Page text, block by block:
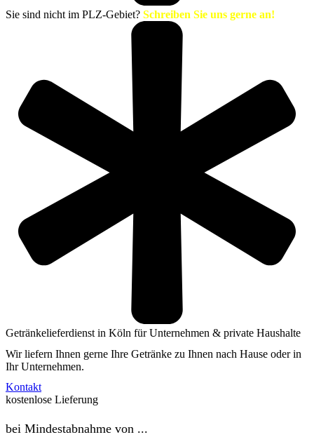
Sie sind nicht im PLZ-Gebiet? Schreiben Sie uns gerne an!
Getränkelieferdienst in Köln für Unternehmen & private Haushalte
Wir liefern Ihnen gerne Ihre Getränke zu Ihnen nach Hause oder in
Ihr Unternehmen.
Kontakt
kostenlose Lieferung
bei Mindestabnahme von ...